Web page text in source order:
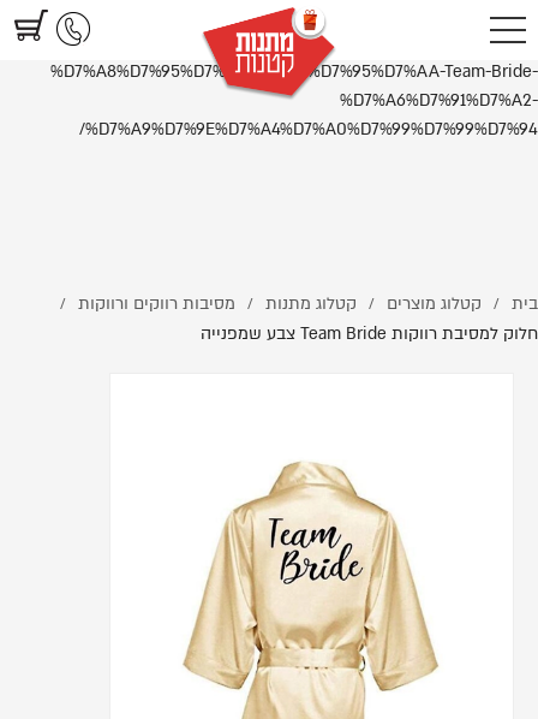
https://www.littlegifts.co.il/%D7%97%D7%9C%D7%95%D7%A7-
%D7%9C%D7%9E%D7%A1%D7%99%D7%91%D7%AA-
%D7%A8%D7%95%D7%95%D7%A7%D7%95%D7%AA-Team-Bride-
%D7%A6%D7%91%D7%A2-
%D7%A9%D7%9E%D7%A4%D7%A0%D7%99%D7%99%D7%94/
בית / קטלוג מוצרים / קטלוג מתנות / מסיבות רווקים ורווקות /
חלוק למסיבת רווקות Team Bride צבע שמפנייה